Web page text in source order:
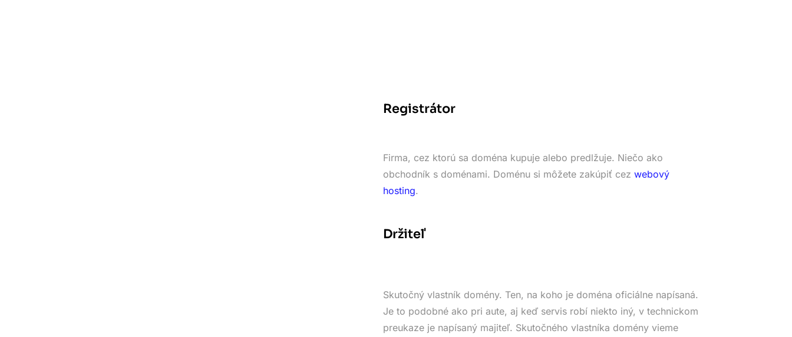
Registrátor
Firma, cez ktorú sa doména kupuje alebo predlžuje. Niečo ako
obchodník s doménami. Doménu si môžete zakúpiť cez webový
hosting.
Držiteľ
Skutočný vlastník domény. Ten, na koho je doména oficiálne napísaná.
Je to podobné ako pri aute, aj keď servis robí niekto iný, v technickom
preukaze je napísaný majiteľ. Skutočného vlastníka domény vieme